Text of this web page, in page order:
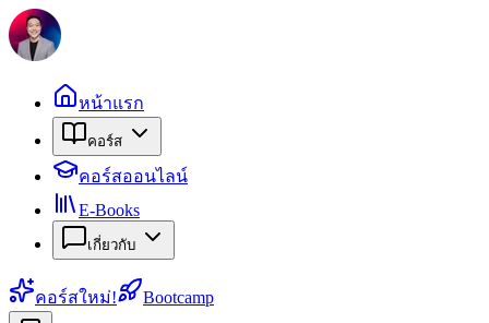
หน้าแรก
คอร์ส
คอร์สออนไลน์
E-Books
เกี่ยวกับ
คอร์สใหม่! Bootcamp